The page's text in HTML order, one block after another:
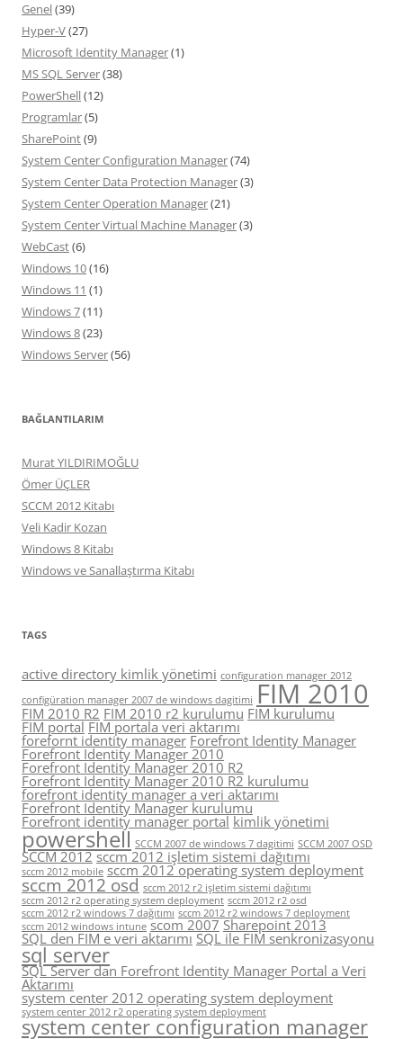
Genel(39)
Hyper-V(27)
Microsoft Identity Manager(1)
MS SQL Server(38)
PowerShell(12)
Programlar(5)
SharePoint(9)
System Center Configuration Manager(74)
System Center Data Protection Manager(3)
System Center Operation Manager(21)
System Center Virtual Machine Manager(3)
WebCast(6)
Windows 10(16)
Windows 11 (1)
Windows 7(11)
Windows 8(23)
Windows Server(56)
BAĞLANTILARIM
Murat YILDIRIMOĞLU
Ömer ÜÇLER
SCCM 2012 Kitabı
Veli Kadir Kozan
Windows 8 Kitabı
Windows ve Sanallaştırma Kitabı
TAGS
active directory kimlik yönetimi configuration manager 2012
configüration manager 2007 de windows dagitimi FIM 2010
FIM 2010 R2 FIM 2010 r2 kurulumu FIM kurulumu
FIM portal FIM portala veri aktarımı
forefornt identity manager Forefront Identity Manager
Forefront Identity Manager 2010
Forefront Identity Manager 2010 R2
Forefront Identity Manager 2010 R2 kurulumu
forefront identity manager a veri aktarımı
Forefront Identity Manager kurulumu
Forefront identity manager portal kimlik yönetimi
powershell SCCM 2007 de windows 7 dagitimi SCCM 2007 OSD
SCCM 2012 sccm 2012 işletim sistemi dağıtımı
sccm 2012 mobile sccm 2012 operating system deployment
sccm 2012 osd sccm 2012 r2 işletim sistemi dağıtımı
sccm 2012 r2 operating system deployment sccm 2012 r2 osd
sccm 2012 r2 windows 7 dağıtımı sccm 2012 r2 windows 7 deployment
sccm 2012 windows intune scom 2007 Sharepoint 2013
SQL den FIM e veri aktarımı SQL ile FIM senkronizasyonu
sql server
SQL Server dan Forefront Identity Manager Portal a Veri
Aktarımı
system center 2012 operating system deployment
system center 2012 r2 operating system deployment
system center configuration manager